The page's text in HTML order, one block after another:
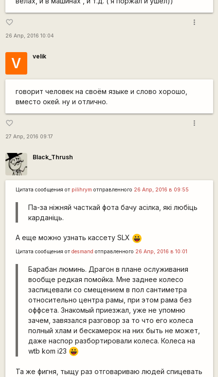
favorite_border
26 Апр, 2016 10:04
more_vert
V velik
говорит человек на своём языке и слово хорошо,
вместо окей. ну и отлично.
favorite_border
27 Апр, 2016 09:17
more_vert
Black_Thrush
Цитата сообщения от pilihrym отправленного 26 Апр, 2016 в 09:55
Па-за ніжняй часткай фота бачу асілка, які любіць
карданіць.
А еще можно узнать кассету SLX |-))
Цитата сообщения от desmand отправленного 26 Апр, 2016 в 10:01
Барабан люминь. Драгон в плане ослуживания
вообще редкая помойка. Мне заднее колесо
заспицевали со смещением в пол сантиметра
относительно центра рамы, при этом рама без
оффсета. Знакомый приезжал, уже не упомню
зачем, завязался разговор за то что его колеса
полный хлам и бескамерок на них быть не может,
даже наспор разбортировали колеса. Колеса на
wtb kom i23 |-))
Та же фигня, тыщу раз отговариваю людей спицевать